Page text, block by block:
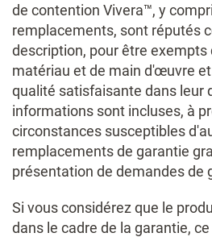
de contention Vivera™​, y
remplacements, sont réputés
description, pour être exempts
matériau et de main d'œuvre
qualité satisfaisante dans leur
informations sont incluses, à
circonstances susceptibles
remplacements de garantie
présentation de demandes de
Si vous considérez que le
dans le cadre de la garantie,